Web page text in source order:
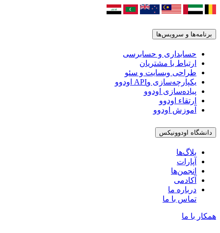
برنامه‌ها و سرویس‌ها
حسابداری و حسابرسی
ارتباط با مشتریان
طراحی وبسایت و سئو
یکپارچه‌سازی وAPI اودوو
پیاده‌سازی اودوو
ارتقاء اودوو
آموزش اودوو
دانشگاه اودوونیکس
بلاگ‌ها
آپارات
انجمن‌ها
آکادمی
درباره ما
تماس با ما
همکار با ما